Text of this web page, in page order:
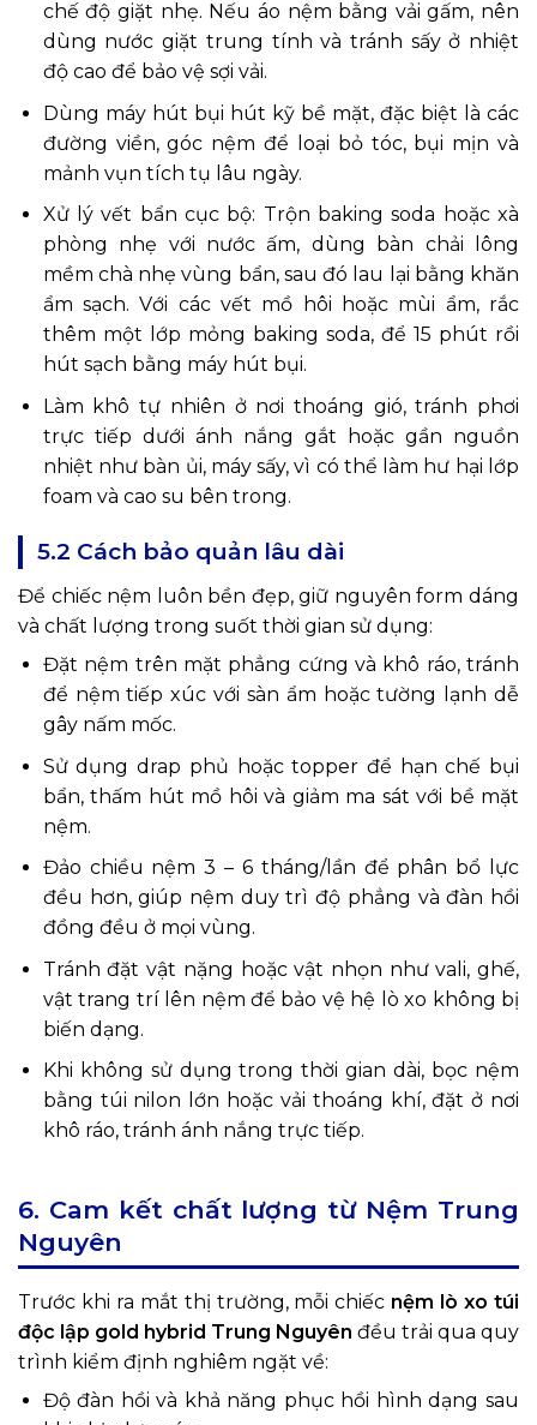
chế độ giặt nhẹ. Nếu áo nệm bằng vải gấm, nên
dùng nước giặt trung tính và tránh sấy ở nhiệt
độ cao để bảo vệ sợi vải.
Dùng máy hút bụi hút kỹ bề mặt, đặc biệt là các
đường viền, góc nệm để loại bỏ tóc, bụi mịn và
mảnh vụn tích tụ lâu ngày.
Xử lý vết bẩn cục bộ: Trộn baking soda hoặc xà
phòng nhẹ với nước ấm, dùng bàn chải lông
mềm chà nhẹ vùng bẩn, sau đó lau lại bằng khăn
ẩm sạch. Với các vết mồ hôi hoặc mùi ẩm, rắc
thêm một lớp mỏng baking soda, để 15 phút rồi
hút sạch bằng máy hút bụi.
Làm khô tự nhiên ở nơi thoáng gió, tránh phơi
trực tiếp dưới ánh nắng gắt hoặc gần nguồn
nhiệt như bàn ủi, máy sấy, vì có thể làm hư hại lớp
foam và cao su bên trong.
5.2 Cách bảo quản lâu dài
Để chiếc nệm luôn bền đẹp, giữ nguyên form dáng
và chất lượng trong suốt thời gian sử dụng:
Đặt nệm trên mặt phẳng cứng và khô ráo, tránh
để nệm tiếp xúc với sàn ẩm hoặc tường lạnh dễ
gây nấm mốc.
Sử dụng drap phủ hoặc topper để hạn chế bụi
bẩn, thấm hút mồ hôi và giảm ma sát với bề mặt
nệm.
Đảo chiều nệm 3 – 6 tháng/lần để phân bổ lực
đều hơn, giúp nệm duy trì độ phẳng và đàn hồi
đồng đều ở mọi vùng.
Tránh đặt vật nặng hoặc vật nhọn như vali, ghế,
vật trang trí lên nệm để bảo vệ hệ lò xo không bị
biến dạng.
Khi không sử dụng trong thời gian dài, bọc nệm
bằng túi nilon lớn hoặc vải thoáng khí, đặt ở nơi
khô ráo, tránh ánh nắng trực tiếp.
6. Cam kết chất lượng từ Nệm Trung
Nguyên
Trước khi ra mắt thị trường, mỗi chiếc nệm lò xo túi
độc lập gold hybrid Trung Nguyên đều trải qua quy
trình kiểm định nghiêm ngặt về:
Độ đàn hồi và khả năng phục hồi hình dạng sau